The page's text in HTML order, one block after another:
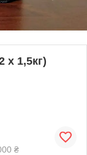
x 1,5кг)
₴